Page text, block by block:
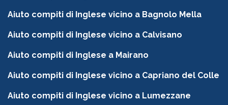
Aiuto compiti di Inglese vicino a Bagnolo Mella
Aiuto compiti di Inglese vicino a Calvisano
Aiuto compiti di Inglese a Mairano
Aiuto compiti di Inglese vicino a Capriano del Colle
Aiuto compiti di Inglese vicino a Lumezzane